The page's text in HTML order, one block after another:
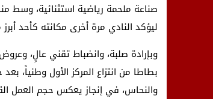
ليؤكد النادي مرة أخرى مكانته كأحد
وبإرادة صلبة، وانضباط تقني عالٍ،
والنحاس، في إنجاز يعكس حجم العمل